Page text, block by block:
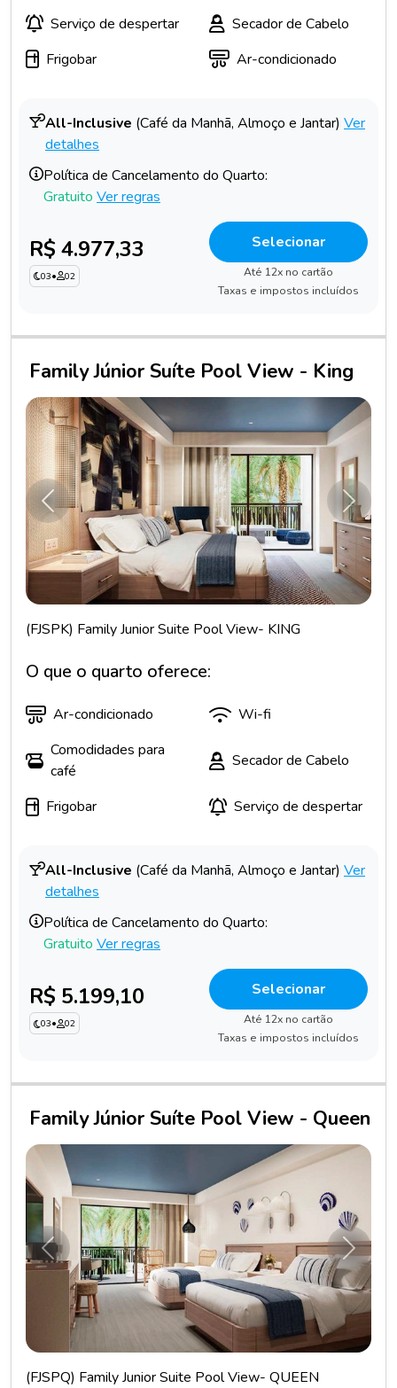
Serviço de despertar
Secador de Cabelo
Frigobar
Ar-condicionado
All-Inclusive (Café da Manhã, Almoço e Jantar) Ver
detalhes
Política de Cancelamento do Quarto:
Gratuito Ver regras
R$ 4.977,33
03• 02
Selecionar
Até 12x no cartão
Taxas e impostos incluídos
Family Júnior Suíte Pool View - King
Anterior
(FJSPK) Family Junior Suite Pool View- KING
O que o quarto oferece:
Ar-condicionado
Wi-fi
Comodidades para
café
Secador de Cabelo
Frigobar Serviço de despertar
All-Inclusive (Café da Manhã, Almoço e Jantar) Ver
detalhes
Política de Cancelamento do Quarto:
Gratuito Ver regras
R$ 5.199,10
03• 02
Selecionar
Até 12x no cartão
Taxas e impostos incluídos
Family Júnior Suíte Pool View - Queen
Anterior
(FJSPQ) Family Junior Suite Pool View- QUEEN